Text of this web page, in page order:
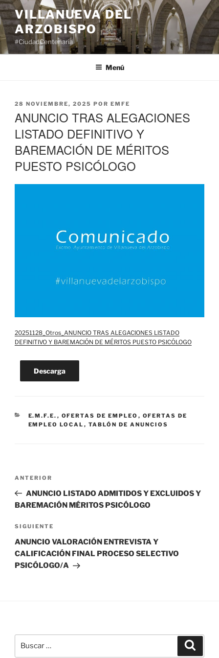
Saltar
al
contenido
VILLANUEVA DEL
ARZOBISPO
#CiudadCentenaria
Menú
PUBLICADO
28 NOVIEMBRE, 2025 POR EMFE
ANUNCIO TRAS ALEGACIONES
LISTADO DEFINITIVO Y
BAREMACIÓN DE MÉRITOS
PUESTO PSICÓLOGO
20251128_Otros_ANUNCIO TRAS ALEGACIONES LISTADO
DEFINITIVO Y BAREMACIÓN DE MÉRITOS PUESTO PSICÓLOGO
Descarga
CATEGORÍAS
E.M.F.E. , OFERTAS DE EMPLEO , OFERTAS DE
EMPLEO LOCAL , TABLÓN DE ANUNCIOS
Navegación
entradas
Entrada
anterior:
ANTERIOR
ANUNCIO LISTADO ADMITIDOS Y EXCLUIDOS Y
BAREMACIÓN MÉRITOS PSICÓLOGO
Siguiente
entrada
SIGUIENTE
ANUNCIO VALORACIÓN ENTREVISTA Y
CALIFICACIÓN FINAL PROCESO SELECTIVO
PSICÓLOGO/A
por: